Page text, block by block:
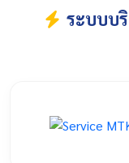
ระบบบ